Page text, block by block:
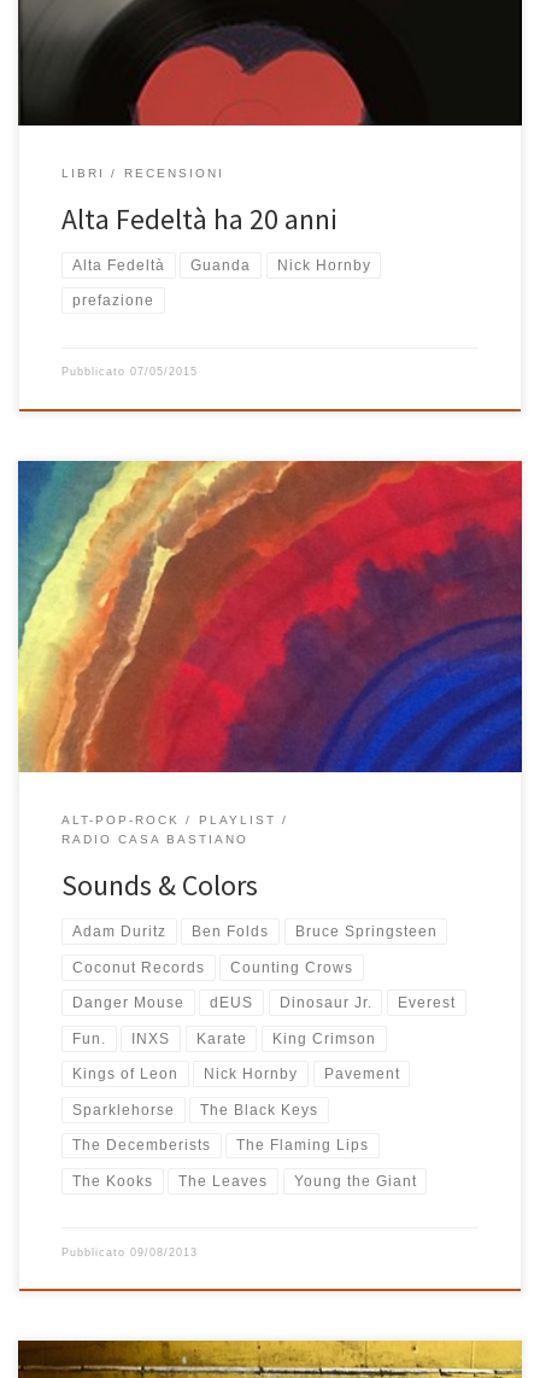
Cusack. Per l’occasione, Nick Hornby ha scritto una nuova
prefazione che […]
LIBRI RECENSIONI
Alta Fedeltà ha 20 anni
Alta Fedeltà Guanda Nick Hornby
prefazione
Pubblicato 07/05/2015
Più l’ascolto e più mi piace questa Sounds & Colors, playlist dal
titolo musical cromatico che parte in sordina con Apartment degli
strepitosi Young the Giant e sembra proseguire tranquilla tranquilla
con Pines dei Karate (che spettacolo di dolcezza quella chitarra
elettrica e quella voce). E’ Type Slowly degli indimenticabili
Pavement che inizia a colorare un […]
ALT-POP-ROCK
PLAYLIST
RADIO CASA BASTIANO
Sounds & Colors
Adam Duritz Ben Folds Bruce Springsteen
Coconut Records Counting Crows
Danger Mouse dEUS Dinosaur Jr. Everest
Fun. INXS Karate King Crimson
Kings of Leon Nick Hornby Pavement
Sparklehorse The Black Keys
The Decemberists The Flaming Lips
The Kooks The Leaves Young the Giant
Pubblicato 09/08/2013